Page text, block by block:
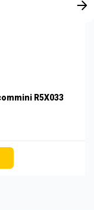
R5X033